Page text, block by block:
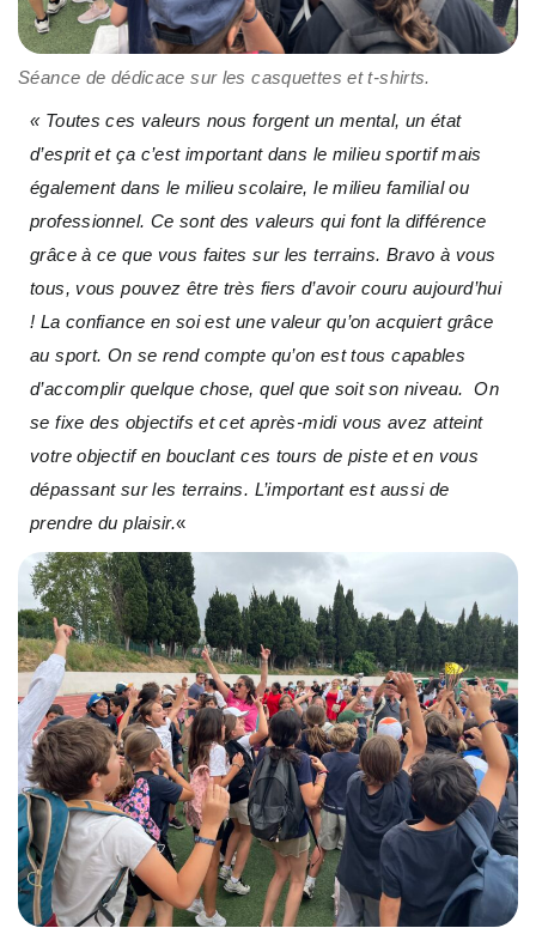
Séance de dédicace sur les casquettes et t-shirts.
« Toutes ces valeurs nous forgent un mental, un état
d’esprit et ça c’est important dans le milieu sportif mais
également dans le milieu scolaire, le milieu familial ou
professionnel. Ce sont des valeurs qui font la différence
grâce à ce que vous faites sur les terrains. Bravo à vous
tous, vous pouvez être très fiers d’avoir couru aujourd’hui
! La confiance en soi est une valeur qu’on acquiert grâce
au sport. On se rend compte qu’on est tous capables
d’accomplir quelque chose, quel que soit son niveau. On
se fixe des objectifs et cet après-midi vous avez atteint
votre objectif en bouclant ces tours de piste et en vous
dépassant sur les terrains. L’important est aussi de
prendre du plaisir.«